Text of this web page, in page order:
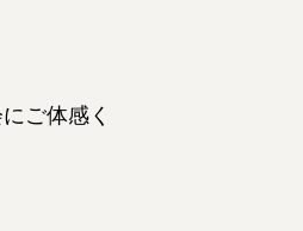
ご体感く